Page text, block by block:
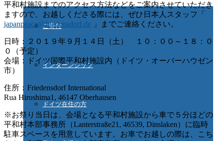
ご寄付
インターンシップ
ドイツ在住の方
平和村施設までのアクセス方法などをご案内させていただき
ますので、お越しくださる際には、ぜひ日本人スタッフ「
japanpeace@friedensdorf.de 」までご連絡ください。
日時：２０１９年９月１４日（土） １０：００～１８：０
０（予定）
会場：ドイツ国際平和村施設内（ドイツ・オーバーハウゼン
市）
住所：Friedensdorf International
Rua Hiroshima1, 46147 Oberhausen
※お祭り当日は、会場となる平和村施設から車で５分ほどの
平和村本部事務所（Lanterstraße21, 46539, Dinslaken）に臨時
駐車スペースを用意しています。お車でお越しの際は、こち